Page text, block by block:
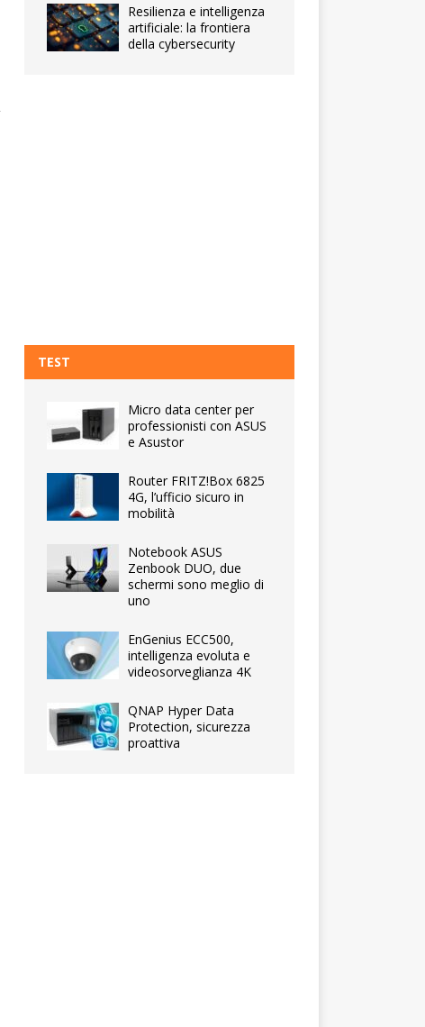
Resilienza e intelligenza
artificiale: la frontiera
della cybersecurity
TEST
Micro data center per
professionisti con ASUS
e Asustor
Router FRITZ!Box 6825
4G, l’ufficio sicuro in
mobilità
Notebook ASUS
Zenbook DUO, due
schermi sono meglio di
uno
EnGenius ECC500,
intelligenza evoluta e
videosorveglianza 4K
QNAP Hyper Data
Protection, sicurezza
proattiva